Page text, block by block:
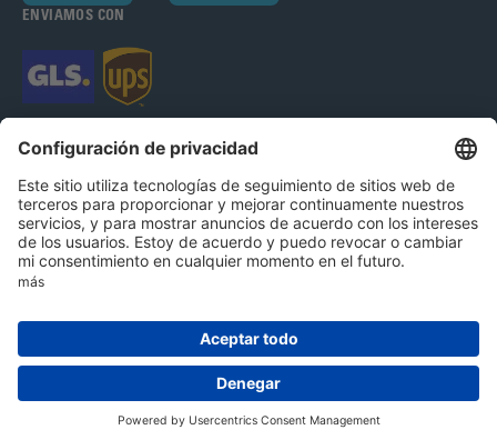
ENVIAMOS CON
Bohle Complementos del Vidrio S.A.U 2026
Aviso Legal
Política de Privacidad
CGC
Configuración de cookies